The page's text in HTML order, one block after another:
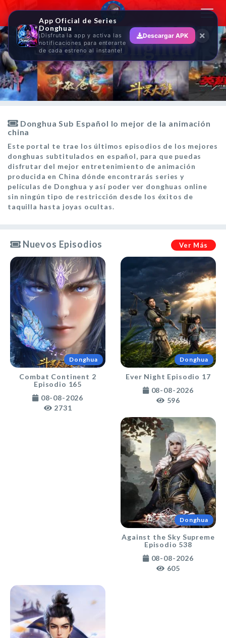
Series Donghua
Donghua Sub Español lo mejor de la animación
china
Este portal te trae los últimos episodios de los mejores
donghuas subtitulados en español, para que puedas
disfrutar del mejor entretenimiento de animación
producida en China dónde encontrarás series y
películas de Donghua y así poder ver donghuas online
sin ningún tipo de restricción desde los éxitos de
taquilla hasta joyas ocultas.
Nuevos Episodios Ver Más
Donghua
Combat Continent 2
Episodio 165
08-08-2026
2731
Donghua
Ever Night Episodio 17
08-08-2026
596
Donghua
Against the Sky Supreme
Episodio 538
08-08-2026
605
App Oficial de Series
Donghua
¡Disfruta la app y activa las
notificaciones para enterarte
de cada estreno al instante!
Descargar APK